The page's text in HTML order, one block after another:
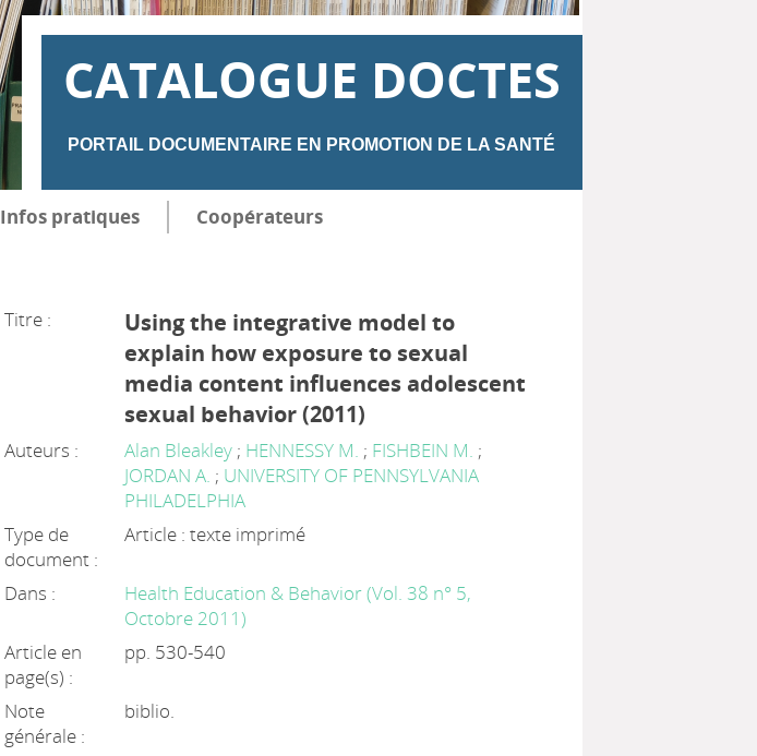
CATALOGUE DOCTES
PORTAIL DOCUMENTAIRE EN PROMOTION DE LA SANTÉ
Infos pratiques Coopérateurs
Titre :
Using the integrative model to
explain how exposure to sexual
media content influences adolescent
sexual behavior (2011)
Auteurs : Alan Bleakley ; HENNESSY M. ; FISHBEIN M. ;
JORDAN A. ; UNIVERSITY OF PENNSYLVANIA
PHILADELPHIA
Type de
document :
Article : texte imprimé
Dans :
Health Education & Behavior (Vol. 38 n° 5,
Octobre 2011)
Article en
page(s) :
pp. 530-540
Note
générale :
biblio.